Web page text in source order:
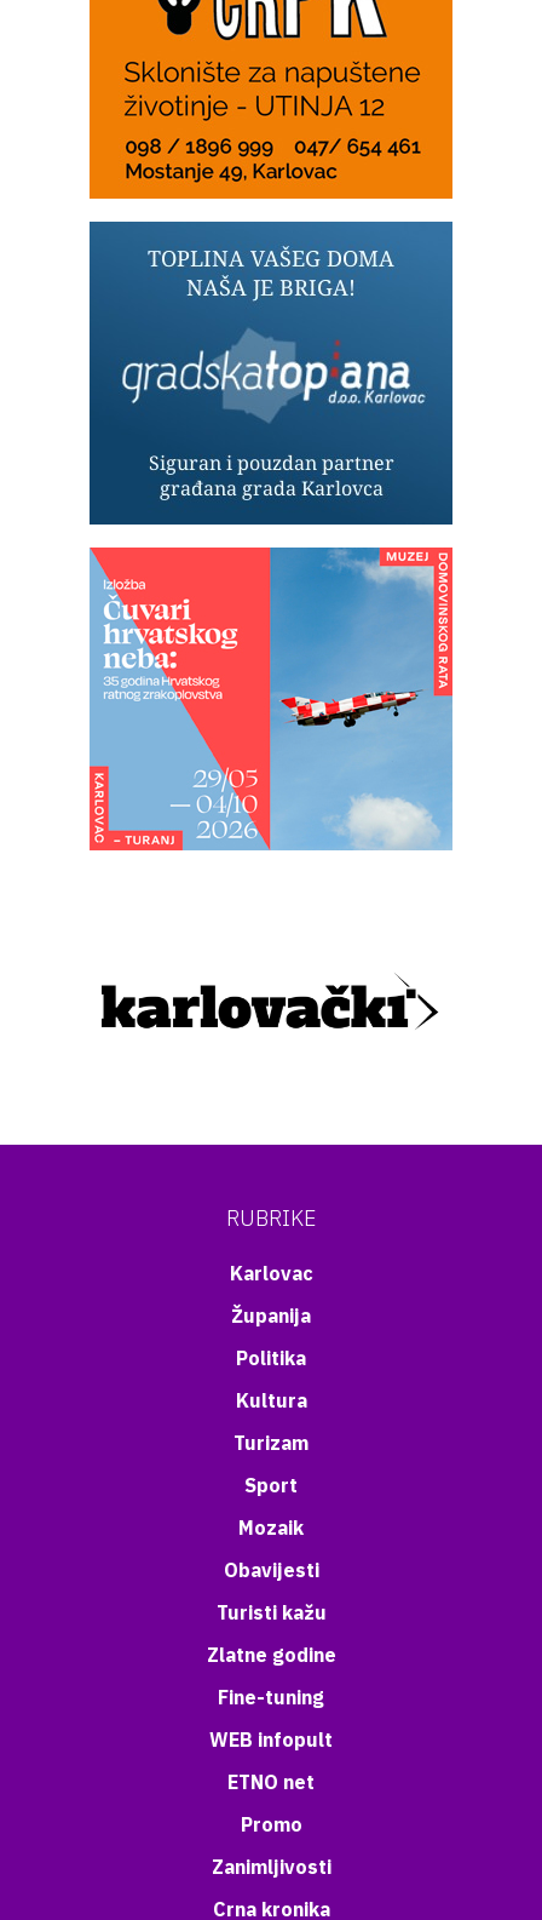
RUBRIKE
Karlovac
Županija
Politika
Kultura
Turizam
Sport
Mozaik
Obavijesti
Turisti kažu
Zlatne godine
Fine-tuning
WEB infopult
ETNO net
Promo
Zanimljivosti
Crna kronika